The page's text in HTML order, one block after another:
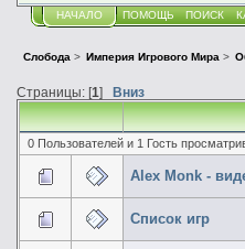
НАЧАЛО ПОМОЩЬ ПОИСК
Слобода > Империя Игрового Мира >
Страницы: [1] Вниз
0 Пользователей и 1 Гость
Alex Monk -
Список игр